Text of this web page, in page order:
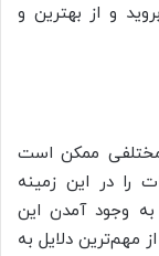
و از بهترین و
مختلفی ممکن است
را در این زمینه
به وجود آمدن این
مهم‌ترین دلایل به